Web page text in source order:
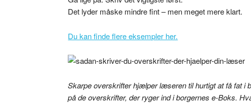
Det lyder måske mindre fint – men meget mere klart.
Du kan finde flere eksempler her.
Skarpe overskrifter hjælper læseren til hurtigt at få fat i
på de overskrifter, der ryger ind i borgernes e-Boks.